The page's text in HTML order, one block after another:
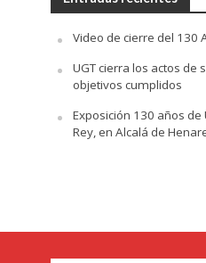
Video de cierre del 130
UGT cierra los actos de
objetivos cumplidos
Exposición 130 años de
Rey, en Alcalá de